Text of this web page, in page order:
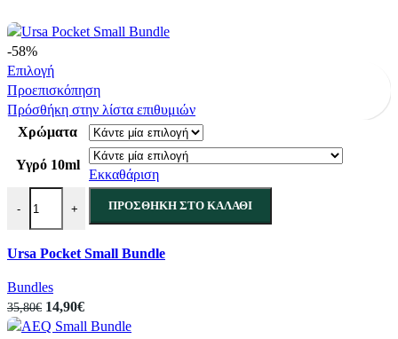
-58%
ΕπιλογήΑυτό
το
προϊόν
έχει
πολλαπλές
παραλλαγές.
Οι
επιλογές
μπορούν
να
επιλεγούν
σελίδα
του
Προεπισκόπηση
Πρόσθήκη στην λίστα επιθυμιών
Χρώματα
Υγρό 10ml
Εκκαθάριση
- + ΠΡΟΣΘΉΚΗ ΣΤΟ ΚΑΛΆΘΙ
Ursa Pocket Small Bundle
Bundles
35,80€ Original
price
14,90€Η
τρέχουσα